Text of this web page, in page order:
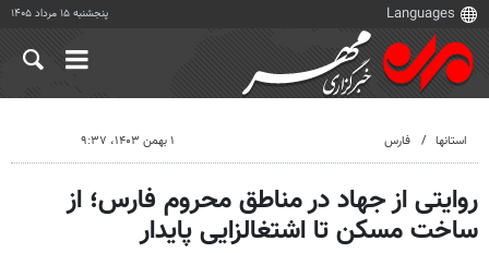
پنجشنبه ۱۵ مرداد ۱۴۰۵
استانها فارس ۱ بهمن ۱۴۰۳، ۹:۳۷
روایتی از جهاد در مناطق محروم فارس؛ از
ساخت مسکن تا اشتغالزایی پایدار